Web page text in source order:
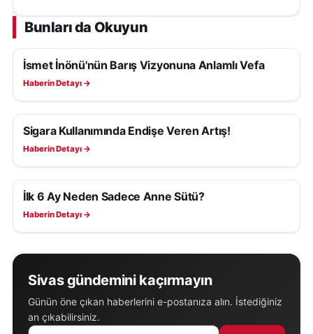
Bunları da Okuyun
SAĞLIK
İsmet İnönü'nün Barış Vizyonuna Anlamlı Vefa
Haberin Detayı →
SAĞLIK
Sigara Kullanımında Endişe Veren Artış!
Haberin Detayı →
SAĞLIK
İlk 6 Ay Neden Sadece Anne Sütü?
Haberin Detayı →
Sivas gündemini kaçırmayın
Günün öne çıkan haberlerini e-postanıza alın. İstediğiniz
an çıkabilirsiniz.